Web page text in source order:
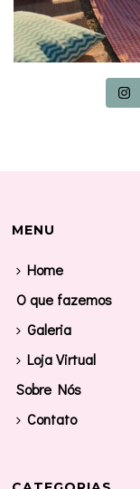
MENU
Home
O que fazemos
Galeria
Loja Virtual
Sobre Nós
Contato